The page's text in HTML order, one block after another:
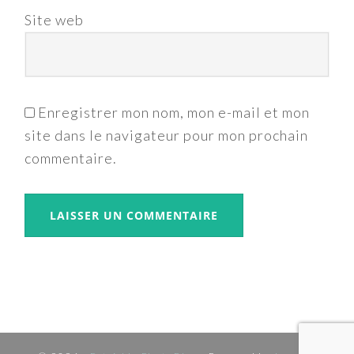
Site web
Enregistrer mon nom, mon e-mail et mon
site dans le navigateur pour mon prochain
commentaire.